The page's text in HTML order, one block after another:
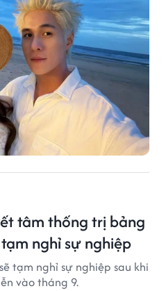
tâm thống trị bảng
nghỉ sự nghiệp
tạm nghỉ sự nghiệp sau khi
vào tháng 9.